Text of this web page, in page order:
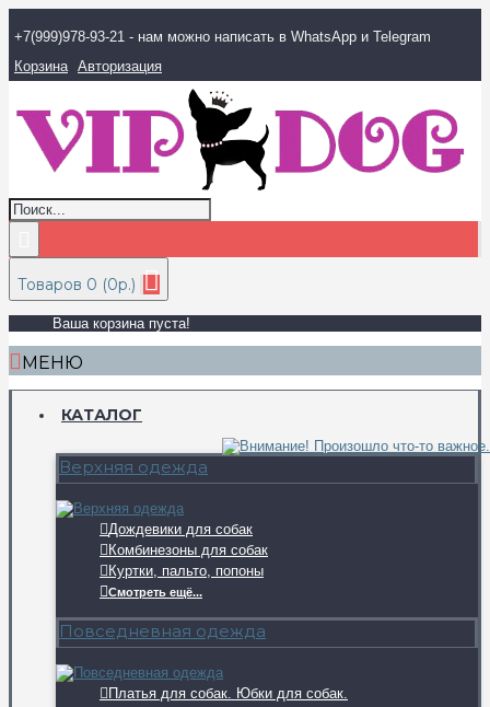
+7(999)978-93-21 - нам можно написать в WhatsApp и Telegram
Корзина Авторизация
Товаров 0 (0р.)
Ваша корзина пуста!
МЕНЮ
КАТАЛОГ
Верхняя одежда
Дождевики для собак
Комбинезоны для собак
Куртки, пальто, попоны
Смотреть ещё...
Повседневная одежда
Платья для собак. Юбки для собак.